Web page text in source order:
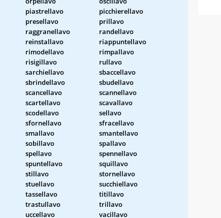
piastrellavo
picchierellavo
presellavo
prillavo
raggranellavo
randellavo
reinstallavo
riappuntellavo
rimodellavo
rimpallavo
risigillavo
rullavo
sarchiellavo
sbaccellavo
sbrindellavo
sbudellavo
scancellavo
scannellavo
scartellavo
scavallavo
scodellavo
sellavo
sfornellavo
sfracellavo
smallavo
smantellavo
sobillavo
spallavo
spellavo
spennellavo
spuntellavo
squillavo
stillavo
stornellavo
stuellavo
succhiellavo
tassellavo
titillavo
trastullavo
trillavo
uccellavo
vacillavo